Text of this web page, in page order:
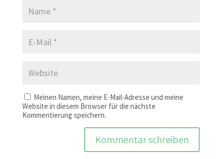
Meinen Namen, meine E-Mail-Adresse und meine
Website in diesem Browser für die nächste
Kommentierung speichern.